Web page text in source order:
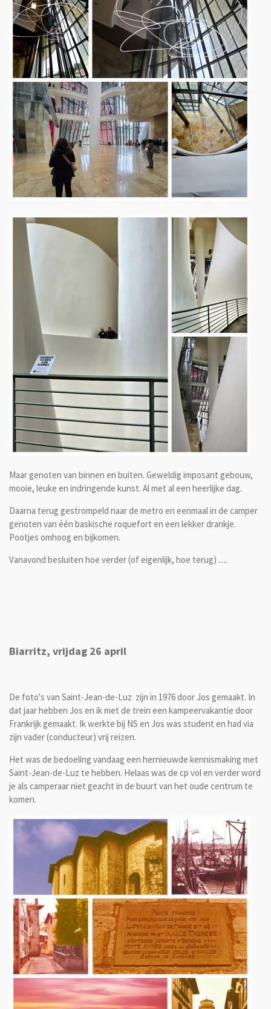
Maar genoten van binnen en buiten. Geweldig imposant gebouw,
mooie, leuke en indringende kunst. Al met al een heerlijke dag.
Daarna terug gestrompeld naar de metro en eenmaal in de camper
genoten van één baskische roquefort en een lekker drankje.
Pootjes omhoog en bijkomen.
Vanavond besluiten hoe verder (of eigenlijk, hoe terug) .....
Biarritz, vrijdag 26 april
De foto's van Saint-Jean-de-Luz zijn in 1976 door Jos gemaakt. In
dat jaar hebben Jos en ik met de trein een kampeervakantie door
Frankrijk gemaakt. Ik werkte bij NS en Jos was student en had via
zijn vader (conducteur) vrij reizen.
Het was de bedoeling vandaag een hernieuwde kennismaking met
Saint-Jean-de-Luz te hebben. Helaas was de cp vol en verder word
je als camperaar niet geacht in de buurt van het oude centrum te
komen.